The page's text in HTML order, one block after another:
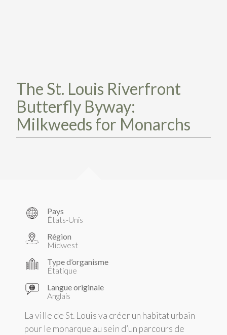
The St. Louis Riverfront
Butterfly Byway:
Milkweeds for Monarchs
Pays
États-Unis
Région
Midwest
Type d’organisme
Étatique
Langue originale
Anglais
La ville de St. Louis va créer un habitat urbain
pour le monarque au sein d’un parcours de